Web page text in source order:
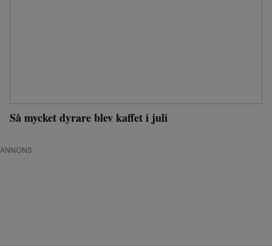
Så mycket dyrare blev kaffet i juli
ANNONS